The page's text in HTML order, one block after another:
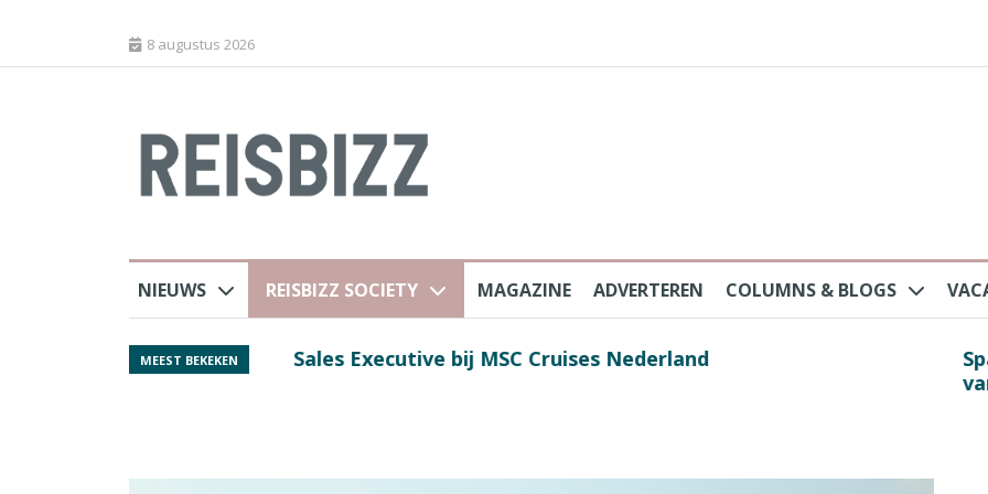
8 augustus 2026
NIEUWS REISBIZZ SOCIETY MAGAZINE ADVERTEREN COLUMNS & BLOGS
MEEST BEKEKEN
Spaans verkeersbureau na protesten massatoerisme: ‘Nederlandse